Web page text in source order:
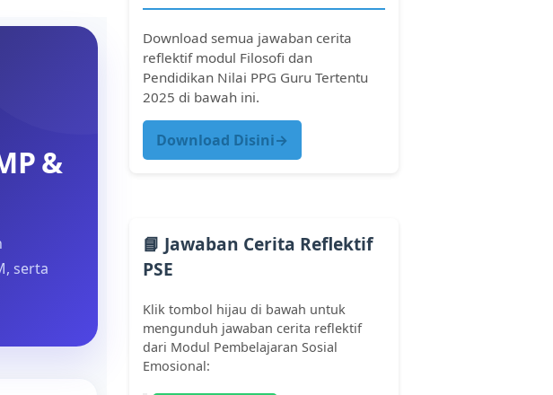
&
serta
Download semua jawaban cerita
reflektif modul Filosofi dan
Pendidikan Nilai PPG Guru Tertentu
2025 di bawah ini.
Download Disini→
📘 Jawaban Cerita Reflektif
PSE
Klik tombol hijau di bawah untuk
mengunduh jawaban cerita reflektif
dari Modul Pembelajaran Sosial
Emosional: